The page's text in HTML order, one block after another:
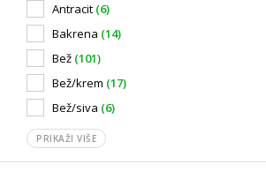
Antracit (6)
Bakrena (14)
Bež (101)
Bež/krem (17)
Bež/siva (6)
PRIKAŽI VIŠE